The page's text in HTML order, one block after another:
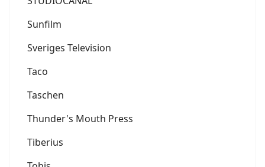
Sunfilm
Sveriges Television
Taco
Taschen
Thunder's Mouth Press
Tiberius